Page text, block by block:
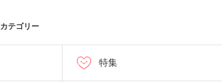
カテゴリー
特集